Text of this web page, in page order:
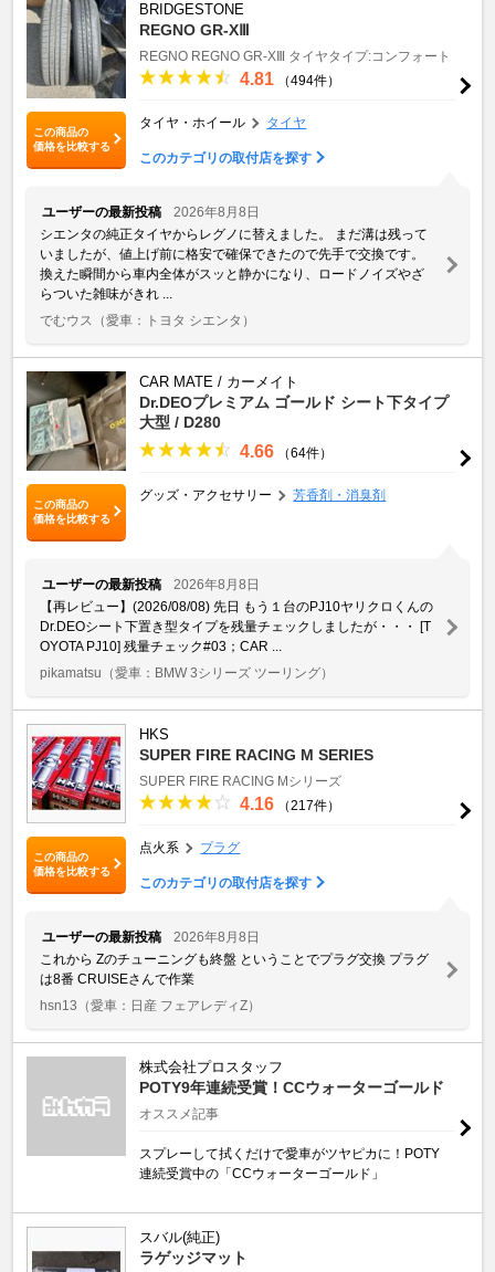
この商品の
価格を比較する
BRIDGESTONE
REGNO GR-XⅢ
REGNO REGNO GR-XⅢ タイヤタイプ:コンフォート
4.81 （494件）
タイヤ・ホイール タイヤ
このカテゴリの取付店を探す
ユーザーの最新投稿
2026年8月8日
シエンタの純正タイヤからレグノに替えました。 ​まだ溝は残って
いましたが、値上げ前に格安で確保できたので先手で交換です。
換えた瞬間から車内全体がスッと静かになり、ロードノイズやざ
らついた雑味がきれ ...
でむウス
（愛車：トヨタ シエンタ）
この商品の
価格を比較する
CAR MATE / カーメイト
Dr.DEOプレミアム ゴールド シート下タイプ
大型 / D280
4.66 （64件）
グッズ・アクセサリー 芳香剤・消臭剤
ユーザーの最新投稿
2026年8月8日
【再レビュー】(2026/08/08) 先日 もう１台のPJ10ヤリクロくんの
Dr.DEOシート下置き型タイプを残量チェックしましたが・・・ [T
OYOTA PJ10] 残量チェック#03；CAR ...
pikamatsu （愛車：BMW 3シリーズ ツーリング）
この商品の
価格を比較する
HKS
SUPER FIRE RACING M SERIES
SUPER FIRE RACING Mシリーズ
4.16 （217件）
点火系 プラグ
このカテゴリの取付店を探す
ユーザーの最新投稿
2026年8月8日
これから Zのチューニングも終盤 ということでプラグ交換 プラグ
は8番 CRUISEさんで作業
hsn13 （愛車：日産 フェアレディZ）
株式会社プロスタッフ
POTY9年連続受賞！CCウォーターゴールド
オススメ記事
スプレーして拭くだけで愛車がツヤピカに！POTY
連続受賞中の「CCウォーターゴールド」
スバル(純正)
ラゲッジマット